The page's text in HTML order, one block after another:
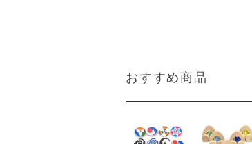
おすすめ商品